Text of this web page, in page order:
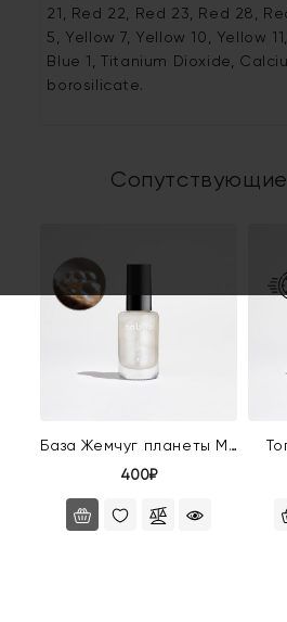
21, Red 22, Red 23, Red 28,
5, Yellow 7, Yellow 10, Yellow
Blue 1, Titanium Dioxide,
borosilicate.
База Жемчуг планеты Мюл
400₽